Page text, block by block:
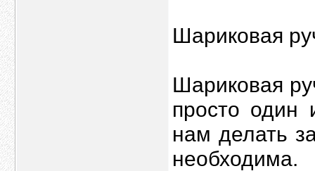
Шариковая
Шариковая
просто один
нам делать
необходима.